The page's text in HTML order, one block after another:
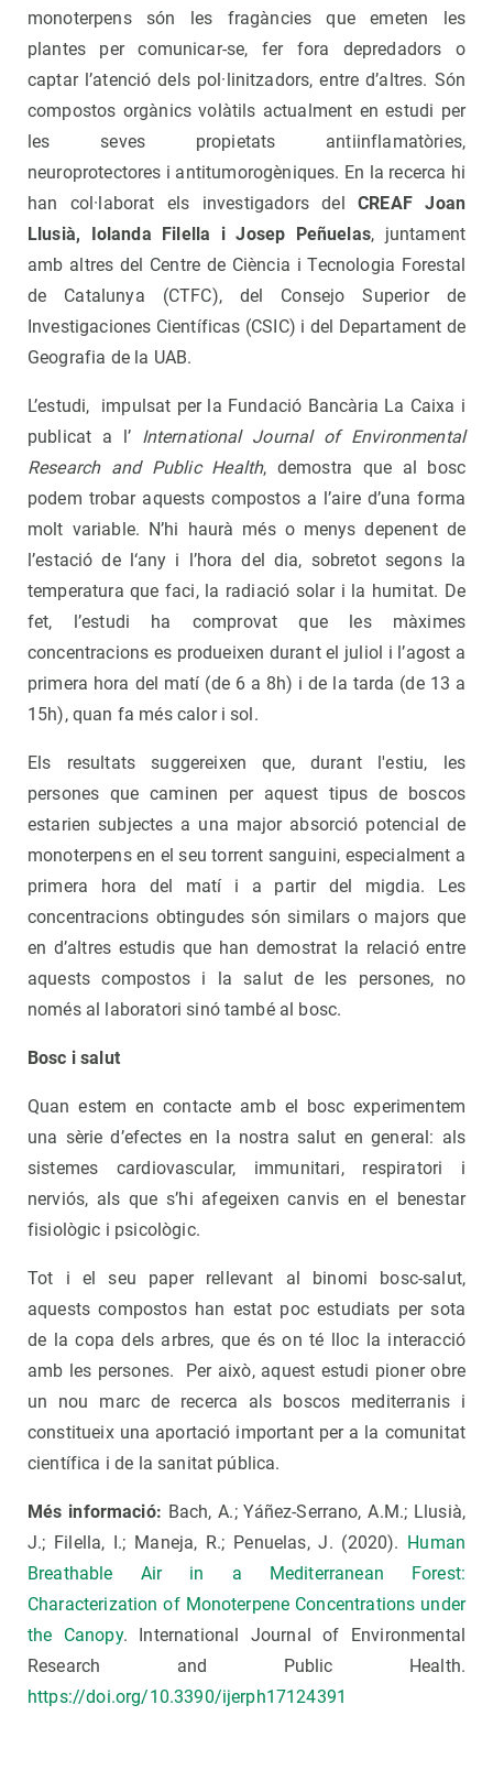
monoterpens són les fragàncies que emeten les
plantes per comunicar-se, fer fora depredadors o
captar l’atenció dels pol·linitzadors, entre d’altres. Són
compostos orgànics volàtils actualment en estudi per
les seves propietats antiinflamatòries,
neuroprotectores i antitumorogèniques. En la recerca hi
han col·laborat els investigadors delCREAF Joan
Llusià, Iolanda Filella i Josep Peñuelas, juntament
amb altres del Centre de Ciència i Tecnologia Forestal
de Catalunya (CTFC), del Consejo Superior de
Investigaciones Científicas (CSIC) i del Departament de
Geografia de la UAB.
L’estudi, impulsat per la Fundació Bancària La Caixa i
publicat a l’ International Journal of Environmental
Research and Public Health, demostra que al bosc
podem trobar aquests compostos a l’aire d’una forma
molt variable. N’hi haurà més o menys depenent de
l’estació de l‘any i l’hora del dia, sobretot segons la
temperatura que faci, la radiació solar i la humitat. De
fet, l’estudi ha comprovat que les màximes
concentracions es produeixen durant el juliol i l’agost a
primera hora del matí (de 6 a 8h) i de la tarda (de 13 a
15h), quan fa més calor i sol.
Els resultats suggereixen que, durant l'estiu, les
persones que caminen per aquest tipus de boscos
estarien subjectes a una major absorció potencial de
monoterpens en el seu torrent sanguini, especialment a
primera hora del matí i a partir del migdia. Les
concentracions obtingudes són similars o majors que
en d’altres estudis que han demostrat la relació entre
aquests compostos i la salut de les persones, no
només al laboratori sinó també al bosc.
Bosc i salut
Quan estem en contacte amb el bosc experimentem
una sèrie d’efectes en la nostra salut en general: als
sistemes cardiovascular, immunitari, respiratori i
nerviós, als que s’hi afegeixen canvis en el benestar
fisiològic i psicològic.
Tot i el seu paper rellevant al binomi bosc-salut,
aquests compostos han estat poc estudiats per sota
de la copa dels arbres, que és on té lloc la interacció
amb les persones. Per això, aquest estudi pioner obre
un nou marc de recerca als boscos mediterranis i
constitueix una aportació important per a la comunitat
científica i de la sanitat pública.
Més informació: Bach, A.; Yáñez-Serrano, A.M.; Llusià,
J.; Filella, I.; Maneja, R.; Penuelas, J. (2020). Human
Breathable Air in a Mediterranean Forest:
Characterization of Monoterpene Concentrations under
the Canopy. International Journal of Environmental
Research and Public Health.
https://doi.org/10.3390/ijerph17124391